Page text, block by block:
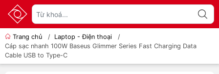
Trang chủ / Laptop - Điện thoại
/
Cáp sạc nhanh 100W Baseus Glimmer Series Fast Charging Data
Cable USB to Type-C